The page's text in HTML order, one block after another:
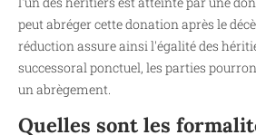
peut abréger cette donation après le
réduction assure ainsi l'égalité des
successoral ponctuel, les parties
un abrègement.
Quelles sont les